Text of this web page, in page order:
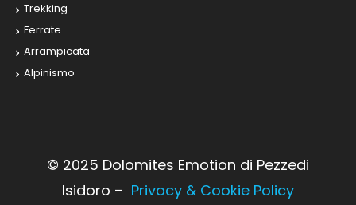
Trekking
Ferrate
Arrampicata
Alpinismo
© 2025 Dolomites Emotion di Pezzedi
Isidoro – Privacy & Cookie Policy